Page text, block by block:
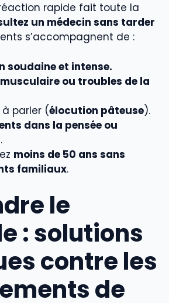
rapide fait toute la
un médecin sans tarder
s’accompagnent de :
soudaine et intense.
ou troubles de la
parler (élocution pâteuse).
dans la pensée ou
.
moins de 50 ans sans
familiaux.
le
: solutions
contre les
de